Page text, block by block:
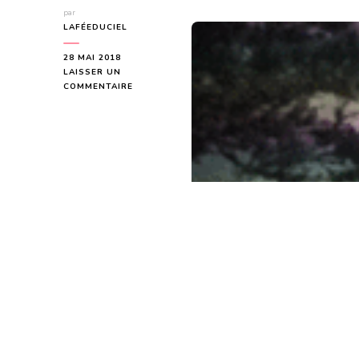
par
LAFÉEDUCIEL
28 MAI 2018
LAISSER UN
COMMENTAIRE